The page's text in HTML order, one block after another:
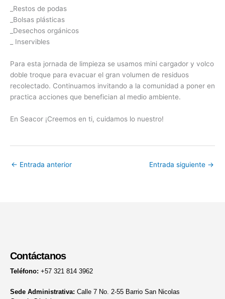
_Restos de podas
_Bolsas plásticas
_Desechos orgánicos
_ Inservibles
Para esta jornada de limpieza se usamos mini cargador y volco
doble troque para evacuar el gran volumen de residuos
recolectado. Continuamos invitando a la comunidad a poner en
practica acciones que benefician al medio ambiente.
En Seacor ¡Creemos en ti, cuidamos lo nuestro!
← Entrada anterior Entrada siguiente →
Contáctanos
Teléfono: +57 321 814 3962
Sede Administrativa: Calle 7 No. 2-55 Barrio San Nicolas